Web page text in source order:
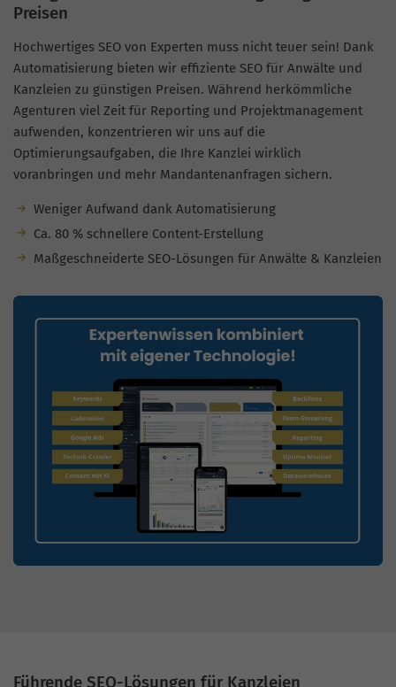
Preisen
Hochwertiges SEO von Experten muss nicht teuer sein! Dank
Automatisierung bieten wir effiziente SEO für Anwälte und
Kanzleien zu günstigen Preisen. Während herkömmliche
Agenturen viel Zeit für Reporting und Projektmanagement
aufwenden, konzentrieren wir uns auf die
Optimierungsaufgaben, die Ihre Kanzlei wirklich
voranbringen und mehr Mandantenanfragen sichern.
Weniger Aufwand dank Automatisierung
Ca. 80 % schnellere Content-Erstellung
Maßgeschneiderte SEO-Lösungen für Anwälte & Kanzleien
Führende SEO-Lösungen für Kanzleien